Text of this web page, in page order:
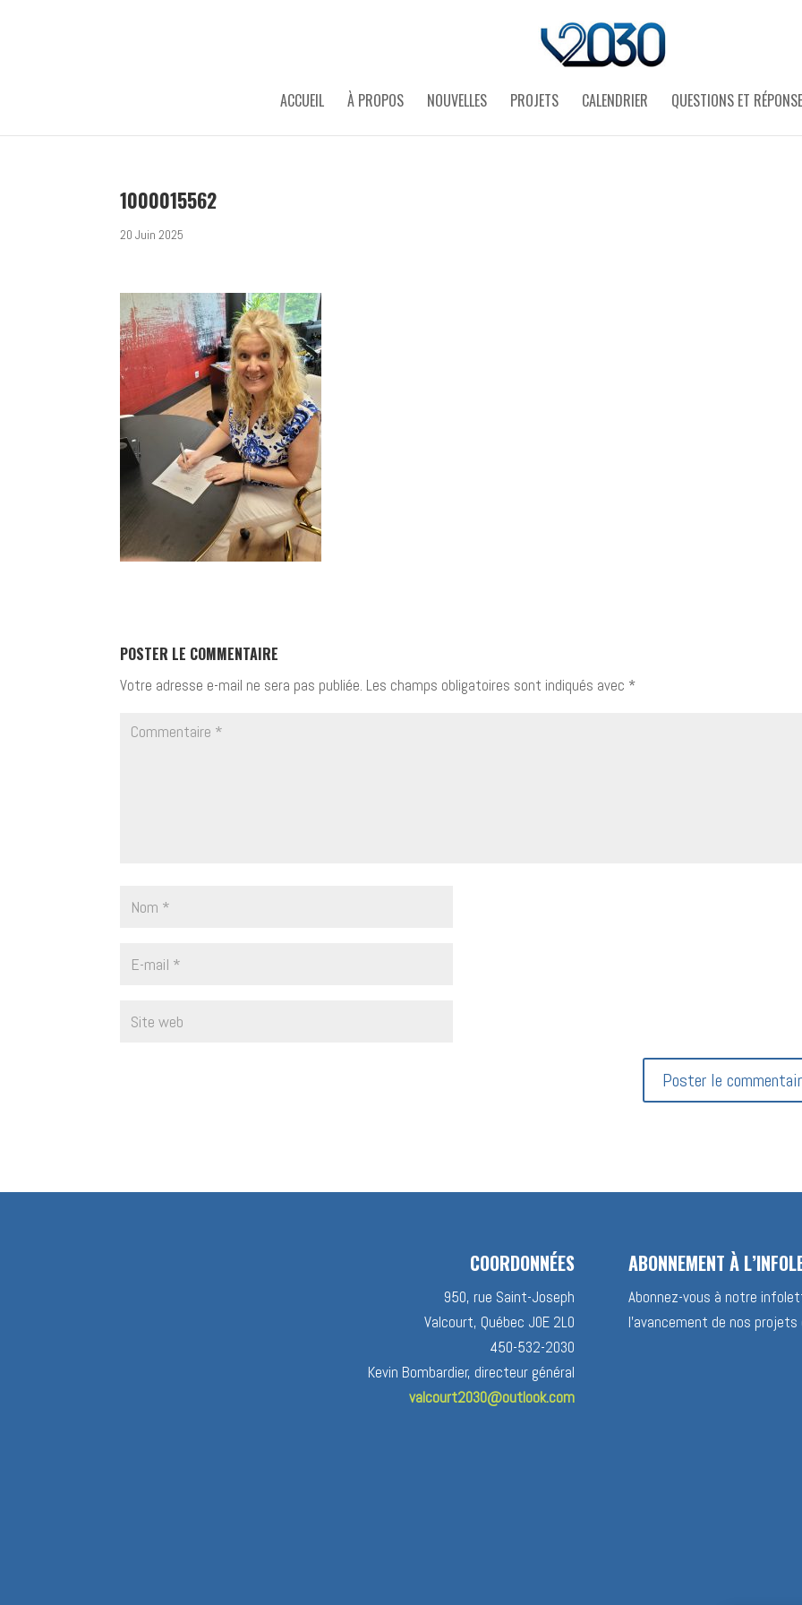
ACCUEIL À PROPOS NOUVELLES PROJETS CALENDRIER QUESTIONS ET
1000015562
20 Juin 2025
POSTER LE COMMENTAIRE
Votre adresse e-mail ne sera pas publiée. Les champs obligatoires sont indiqués avec *
COORDONNÉES
950, rue Saint-Joseph
Valcourt, Québec J0E 2L0
450-532-2030
Kevin Bombardier, directeur général
valcourt2030@outlook.com
ABONNEMENT À
Abonnez-vous à notre
l’avancement de nos